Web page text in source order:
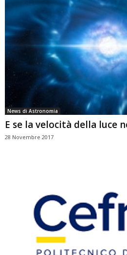
News di Astronomia
E se la velocità della luce
28 Novembre 2017